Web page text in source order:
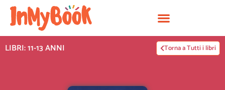
Vai
contenuto
LIBRI: 11-13 ANNI Torna a Tutti i libri